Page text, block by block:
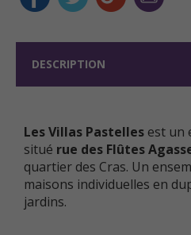
DESCRIPTION
Les Villas Pastelles est un
situé rue des Flûtes
quartier des Cras. Un
maisons individuelles en
jardins.